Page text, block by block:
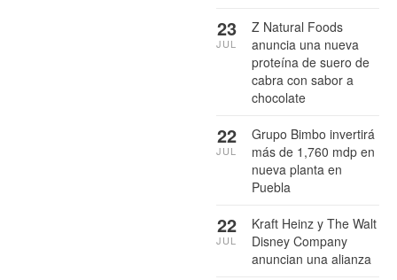
Z Natural Foods
anuncia una nueva
proteína de suero de
cabra con sabor a
chocolate
23
JUL
Grupo Bimbo invertirá
más de 1,760 mdp en
nueva planta en
Puebla
22
JUL
Kraft Heinz y The Walt
Disney Company
anuncian una alianza
22
JUL